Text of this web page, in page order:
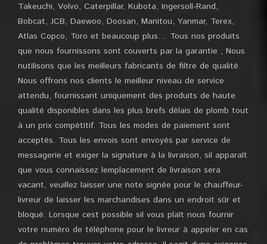
Takeuchi, Volvo, Caterpillar, Kubota, Ingersoll-Rand,
Bobcat, JCB, Daewoo, Doosan, Manitou, Yanmar, Terex,
Atlas Copco, Toro et beaucoup plus… Tous nos produits
que nous fournissons sont couverts par la garantie ; Nous
nutilisons que les meilleurs fabricants de filtre de qualité.
Nous offrons nos clients le meilleur niveau de service
attendu, fournissant uniquement des produits de haute
qualité disponibles dans les plus brefs délais de plomb tout
à un prix compétitif. Tous les modes de paiement sont
acceptés. Tous les envois sont envoyés par service de
messagerie et exiger la signature à la livraison, sil apparaît
que vous connaissez lemplacement de livraison sera
vacant, veuillez laisser une note signée pour le chauffeur-
livreur de laisser les marchandises dans un endroit sûr et
bloqué. Lorsque cest possible sil vous plaît nous fournir
votre numéro de téléphone pour le livreur à appeler en cas